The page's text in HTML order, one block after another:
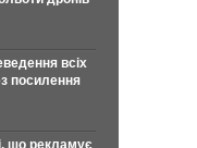
всіх
посилення
що рекламує